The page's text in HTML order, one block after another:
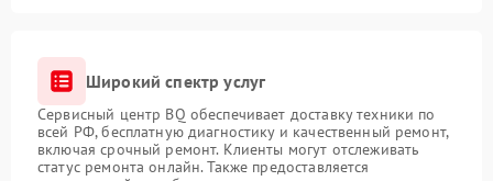
Широкий спектр услуг
Сервисный центр BQ обеспечивает доставку техники по
всей РФ, бесплатную диагностику и качественный ремонт,
включая срочный ремонт. Клиенты могут отслеживать
статус ремонта онлайн. Также предоставляется